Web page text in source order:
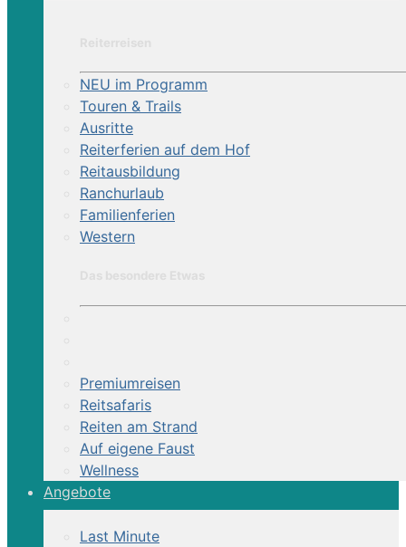
NEU im Programm
Touren & Trails
Ausritte
Reiterferien auf dem Hof
Reitausbildung
Ranchurlaub
Familienferien
Western
Premiumreisen
Reitsafaris
Reiten am Strand
Auf eigene Faust
Wellness
Angebote
Last Minute